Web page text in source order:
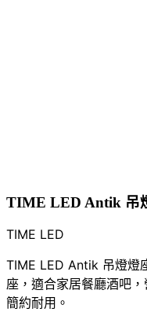
TIME LED Antik 吊
TIME LED
TIME LED Antik 吊燈燈
座，適合家居餐廳酒吧
簡約耐用。